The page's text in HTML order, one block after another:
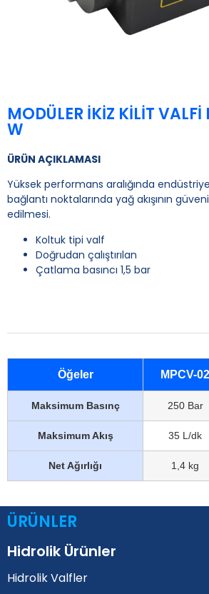
MODÜLER İKİZ KİLİT
W
ÜRÜN AÇIKLAMASI
Yüksek performans aralığında
bağlantı noktalarında yağ akışının
edilmesi.
Koltuk tipi valf
Doğrudan çalıştırılan
Çatlama basıncı 1,5 bar
Öğeler MPCV-02
Maksimum Basınç 250 Bar
Maksimum Akış 35 L/dk
Net Ağırlığı 1,4 kg
ÜRÜNLER
Hidrolik Ürünler
Hidrolik Valfler